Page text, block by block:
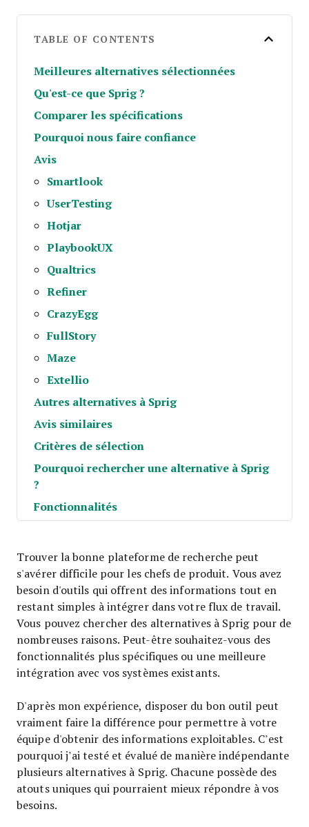
TABLE OF CONTENTS
Meilleures alternatives sélectionnées
Qu'est-ce que Sprig ?
Comparer les spécifications
Pourquoi nous faire confiance
Avis
Smartlook
UserTesting
Hotjar
PlaybookUX
Qualtrics
Refiner
CrazyEgg
FullStory
Maze
Extellio
Autres alternatives à Sprig
Avis similaires
Critères de sélection
Pourquoi rechercher une alternative à Sprig
?
Fonctionnalités
Trouver la bonne plateforme de recherche peut
s'avérer difficile pour les chefs de produit. Vous avez
besoin d'outils qui offrent des informations tout en
restant simples à intégrer dans votre flux de travail.
Vous pouvez chercher des alternatives à Sprig pour de
nombreuses raisons. Peut-être souhaitez-vous des
fonctionnalités plus spécifiques ou une meilleure
intégration avec vos systèmes existants.
D'après mon expérience, disposer du bon outil peut
vraiment faire la différence pour permettre à votre
équipe d'obtenir des informations exploitables. C’est
pourquoi j’ai testé et évalué de manière indépendante
plusieurs alternatives à Sprig. Chacune possède des
atouts uniques qui pourraient mieux répondre à vos
besoins.